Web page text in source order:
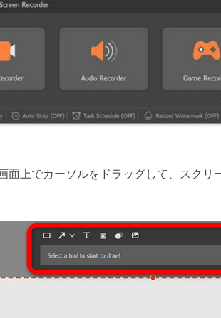
面上でカーソルをドラッグして、スクリ